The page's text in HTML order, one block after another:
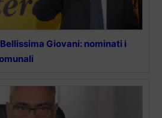
Giovani: nominati i